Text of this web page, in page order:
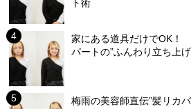
ト術
家にある道具だけでOK！
パートの”ふんわり立ち上
梅雨の美容師直伝”髪リカ